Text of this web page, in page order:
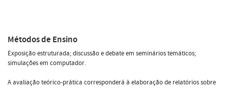
Métodos de Ensino
Exposição estruturada; discussão e debate em seminários temáticos;
simulações em computador.
A avaliação teórico-prática corresponderá à elaboração de relatórios sobre